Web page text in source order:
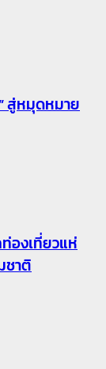
สู่หมุดหมาย
องเที่ยวแห่
ชาติ